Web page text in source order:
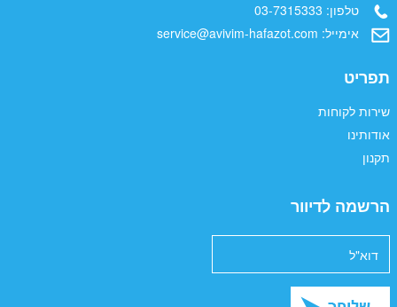
טלפון: 03-7315333
אימייל: service@avivim-hafazot.com
תפריט
שירות לקוחות
אודותינו
תקנון
הרשמה לדיוור